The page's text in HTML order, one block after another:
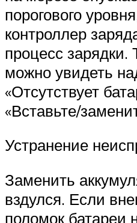
порогового
контроллер
процесс зарядки.
можно увидеть
«Отсутствует
«Вставьте/
Устранение
Заменить
вздулся. Если
поломок батареи